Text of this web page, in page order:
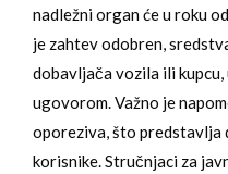
nadležni organ će u roku
je zahtev odobren,
dobavljača vozila ili
ugovorom. Važno je
oporeziva, što predstavlja
korisnike. Stručnjaci za